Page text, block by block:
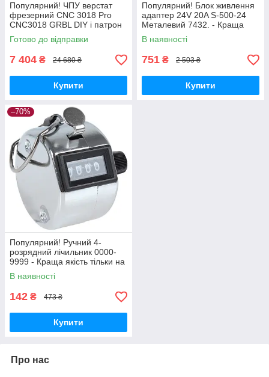
Популярний! ЧПУ верстат
фрезерний CNC 3018 Pro
CNC3018 GRBL DIY і патрон
ER11 цанга - Краща якість
тільки на Nukleon.com.ua
Готово до відправки
7 404 ₴ 24 680 ₴
Купити
Популярний! Блок живлення
адаптер 24V 20A S-500-24
Металевий 7432. - Краща
якість тільки на
Nukleon.com.ua
В наявності
751 ₴ 2 503 ₴
Купити
–70%
Популярний! Ручний 4-
розрядний лічильник 0000-
9999 - Краща якість тільки на
Nukleon.com.ua
В наявності
142 ₴ 473 ₴
Купити
Про нас